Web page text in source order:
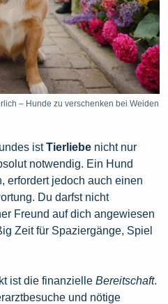
– Hunde zu verschenken bei Weiden
istTierliebe nicht nur
notwendig. Ein Hund
erfordert jedoch auch einen
Du darfst nicht
Freund auf dich angewiesen
Zeit für Spaziergänge, Spiel
ist die finanzielle Bereitschaft.
und nötige